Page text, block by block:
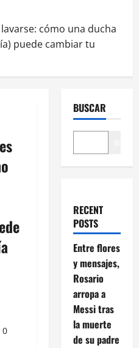
cómo una ducha
puede cambiar tu
0
BUSCAR
RECENT
POSTS
Entre flores
y mensajes,
Rosario
arropa a
Messi tras
la muerte
de su padre